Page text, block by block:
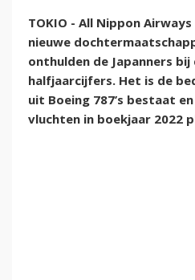
TOKIO - All Nippon
nieuwe
onthulden de Japanners
halfjaarcijfers. Het is de
uit Boeing 787’s bestaat
vluchten in boekjaar 2022